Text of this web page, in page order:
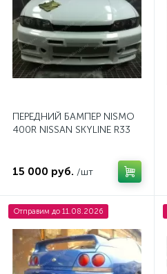
ПЕРЕДНИЙ БАМПЕР NISMO
400R NISSAN SKYLINE R33
15 000 руб. /шт
Отправим до 11.08.2026